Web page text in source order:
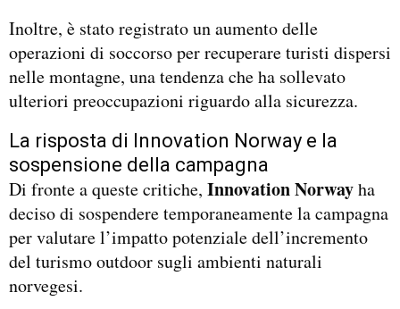
Inoltre, è stato registrato un aumento delle
operazioni di soccorso per recuperare turisti dispersi
nelle montagne, una tendenza che ha sollevato
ulteriori preoccupazioni riguardo alla sicurezza.
La risposta di Innovation Norway e la
sospensione della campagna
Di fronte a queste critiche, Innovation Norwayha
deciso di sospendere temporaneamente la campagna
per valutare l’impatto potenziale dell’incremento
del turismo outdoor sugli ambienti naturali
norvegesi.